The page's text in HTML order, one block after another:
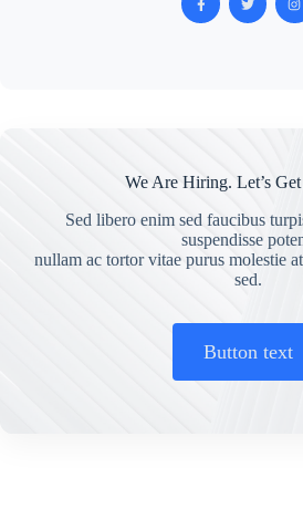
We Are Hiring. Let’s
Sed libero enim sed faucibus
suspendisse
nullam ac tortor vitae purus molestie
sed.
Button text